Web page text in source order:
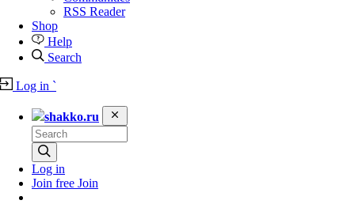
RSS Reader
Shop
Help
Search
Log in `
shakko.ru
Log in
Join free Join